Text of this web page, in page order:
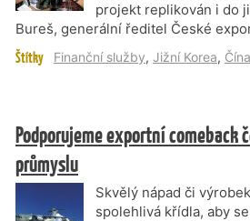
projekt replikován i do
Bureš, generální ředitel České
Štítky Finanční služby, Jižní Korea, Čína
Podporujeme exportní comeback
průmyslu
Skvělý nápad či
spolehlivá křídla, aby